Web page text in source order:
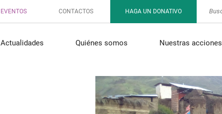
EVENTOS CONTACTOS HAGA UN DONATIVO
Actualidades Quiénes somos Nuestras acciones